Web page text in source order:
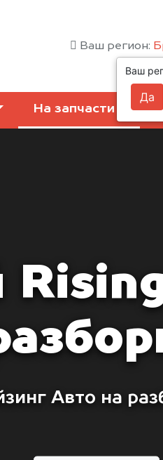
Ваш регион:
На запчасти
Авто на
Ваш
Да